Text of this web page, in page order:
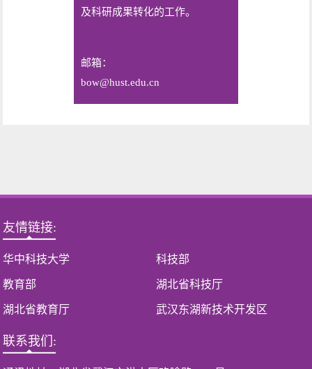
及科研成果转化的工作。
邮箱：
bow@hust.edu.cn
友情链接:
华中科技大学 科技部
教育部 湖北省科技厅
湖北省教育厅 武汉东湖新技术开发区
联系我们: